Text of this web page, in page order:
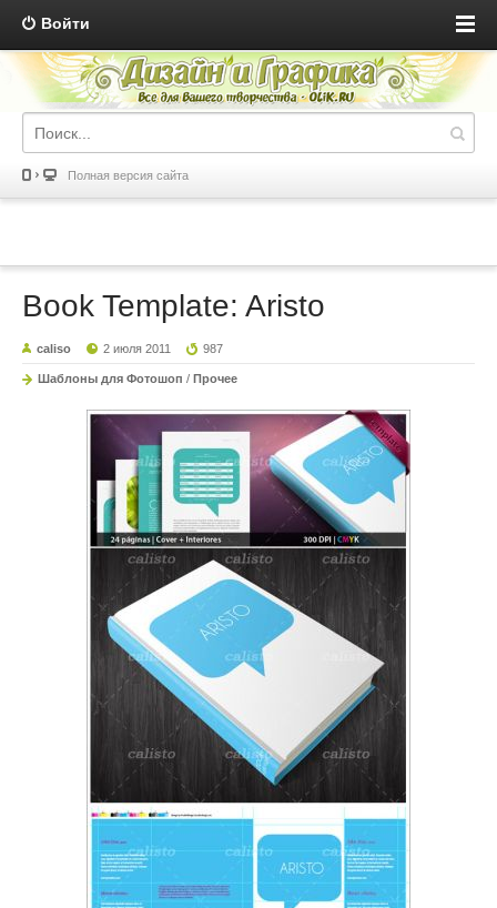
Войти
Полная версия сайта
Book Template: Aristo
caliso 2 июля 2011 987
Шаблоны для Фотошоп / Прочее